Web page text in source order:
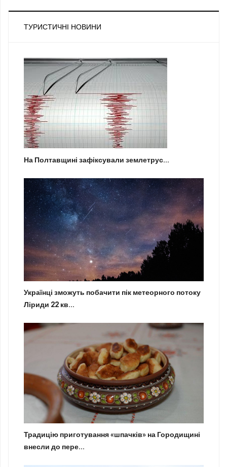
ТУРИСТИЧНІ НОВИНИ
На Полтавщині зафіксували землетрус...
Українці зможуть побачити пік метеорного потоку
Ліриди 22 кв...
Традицію приготування «шпачків» на Городищині
внесли до пере...